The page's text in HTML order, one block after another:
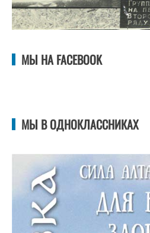
МЫ НА FACEBOOK
МЫ В ОДНОКЛАССНИКАХ